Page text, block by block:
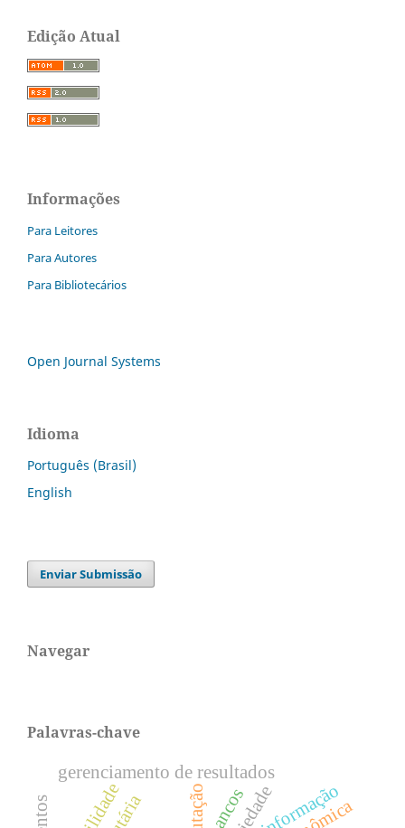
Edição Atual
Informações
Para Leitores
Para Autores
Para Bibliotecários
Open Journal Systems
Idioma
Português (Brasil)
English
Enviar Submissão
Navegar
Palavras-chave
gerenciamento de resultados
bancosinformação